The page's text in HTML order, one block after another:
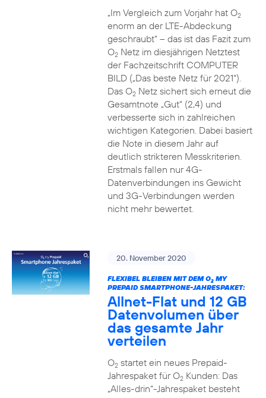
„Im Vergleich zum Vorjahr hat O2
enorm an der LTE-Abdeckung
geschraubt“ – das ist das Fazit zum
O2Netz im diesjährigen Netztest
der Fachzeitschrift COMPUTER
BILD („Das beste Netz für 2021“).
Das O2Netz sichert sich erneut die
Gesamtnote „Gut“ (2,4) und
verbesserte sich in zahlreichen
wichtigen Kategorien. Dabei basiert
die Note in diesem Jahr auf
deutlich strikteren Messkriterien.
Erstmals fallen nur 4G-
Datenverbindungen ins Gewicht
und 3G-Verbindungen werden
nicht mehr bewertet.
20. November 2020
FLEXIBEL BLEIBEN MIT DEM O2MY
PREPAID SMARTPHONE-JAHRESPAKET:
Allnet-Flat und 12 GB
Datenvolumen über
das gesamte Jahr
verteilen
O2startet ein neues Prepaid-
Jahrespaket für O2Kunden: Das
„Alles-drin“-Jahrespaket besteht